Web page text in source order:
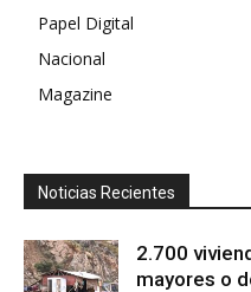
Papel Digital
Nacional
Magazine
Noticias Recientes
2.700
mayores o